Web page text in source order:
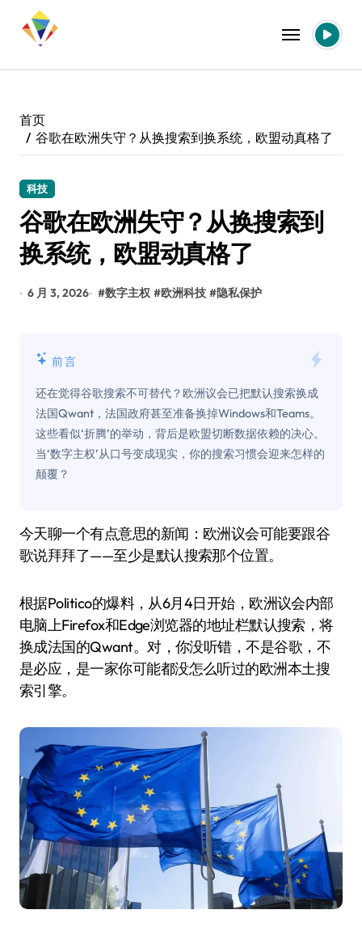
首页
谷歌在欧洲失守？从换搜索到换系统，欧盟动真格了
科技
谷歌在欧洲失守？从换搜索到
换系统，欧盟动真格了
6 月 3, 2026 #数字主权 #欧洲科技 #隐私保护
前言
还在觉得谷歌搜索不可替代？欧洲议会已把默认搜索换成
法国Qwant，法国政府甚至准备换掉Windows和Teams。
这些看似‘折腾’的举动，背后是欧盟切断数据依赖的决心。
当‘数字主权’从口号变成现实，你的搜索习惯会迎来怎样的
颠覆？
今天聊一个有点意思的新闻：欧洲议会可能要跟谷
歌说拜拜了——至少是默认搜索那个位置。
根据Politico的爆料，从6月4日开始，欧洲议会内部
电脑上Firefox和Edge浏览器的地址栏默认搜索，将
换成法国的Qwant。对，你没听错，不是谷歌，不
是必应，是一家你可能都没怎么听过的欧洲本土搜
索引擎。